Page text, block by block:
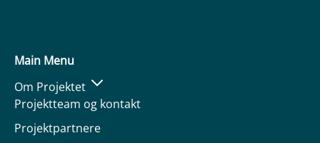
Main Menu
Om Projektet
Projektteam og kontakt
Projektpartnere